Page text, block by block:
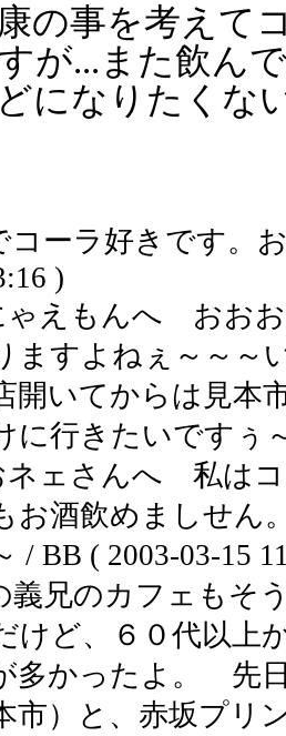
の事を考えて
が...また飲ん
になりたくな
コーラ好きです。
)
ゃえもんへ おおお
ますよねぇ～～～
開いてからは見本
に行きたいですぅ
ネェさんへ 私はコ
お酒飲めましせん
/ BB ( 2003-03-15
義兄のカフェもそ
けど、６０代以
多かったよ。 先
市）と、赤坂プリ